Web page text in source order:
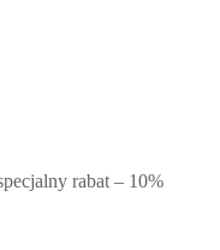
rabat – 10%